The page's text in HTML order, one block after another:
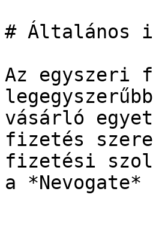
# Általános
Az egyszeri
vásárló
fizetés
fizetési